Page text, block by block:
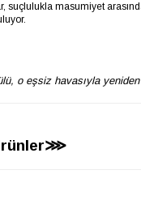
suçlulukla masumiyet
o eşsiz havasıyla yeniden